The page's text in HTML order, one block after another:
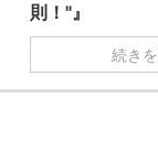
則！"』
続き